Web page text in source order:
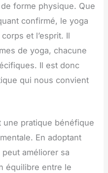
forme physique. Que
confirmé, le yoga
et l’esprit. Il
de yoga, chacune
Il est donc
qui nous convient
une pratique bénéfique
En adoptant
améliorer sa
équilibre entre le